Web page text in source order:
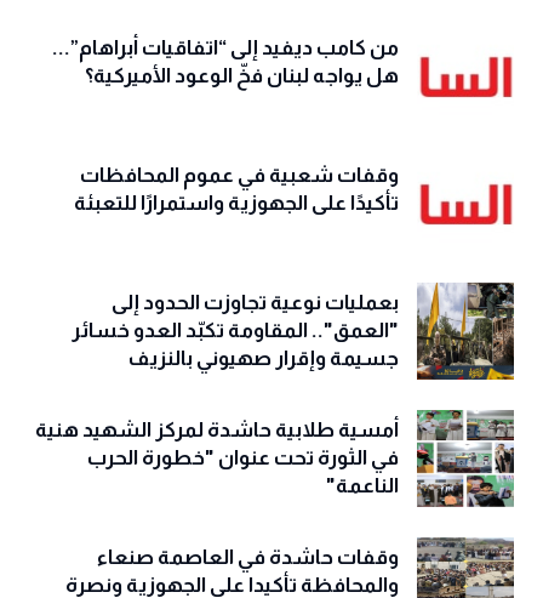
من كامب ديفيد إلى “اتفاقيات أبراهام”...
هل يواجه لبنان فخّ الوعود الأميركية؟
وقفات شعبية في عموم المحافظات
تأكيدًا على الجهوزية واستمرارًا للتعبئة
بعمليات نوعية تجاوزت الحدود إلى
"العمق".. المقاومة تكبّد العدو خسائر
جسيمة وإقرار صهيوني بالنزيف
أمسية طلابية حاشدة لمركز الشهيد هنية
في الثورة تحت عنوان "خطورة الحرب
الناعمة"
وقفات حاشدة في العاصمة صنعاء
والمحافظة تأكيدا على الجهوزية ونصرة